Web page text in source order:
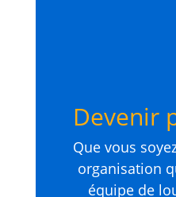
Devenir
Que vous
organisation
équipe de